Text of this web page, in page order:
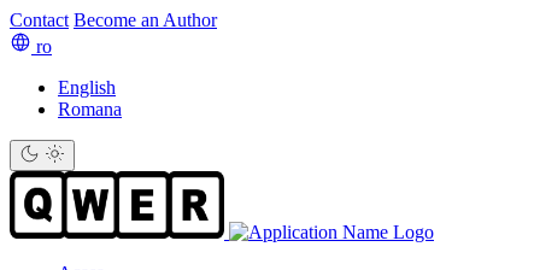
Contact Become an Author
ro
English
Romana